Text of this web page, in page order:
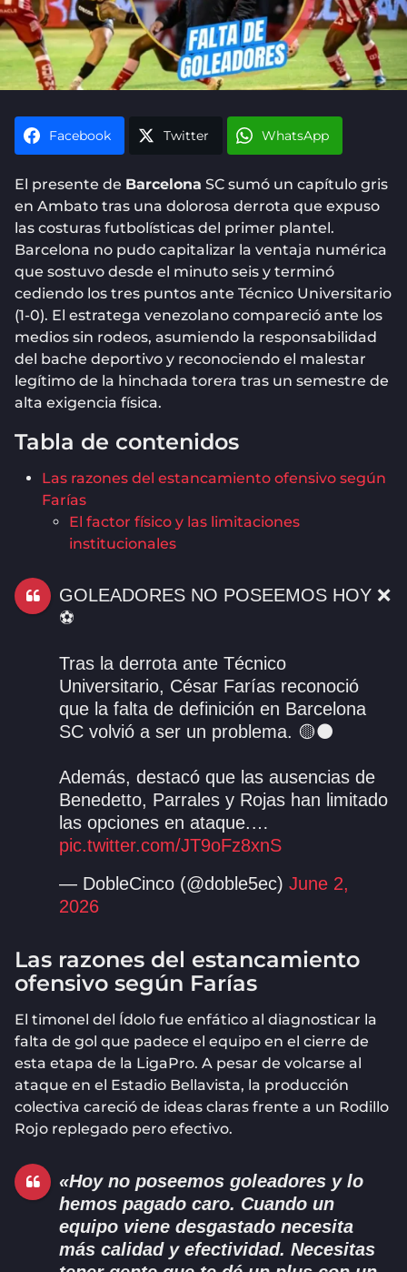
Facebook Twitter WhatsApp
El presente de Barcelona SC sumó un capítulo gris
en Ambato tras una dolorosa derrota que expuso
las costuras futbolísticas del primer plantel.
Barcelona no pudo capitalizar la ventaja numérica
que sostuvo desde el minuto seis y terminó
cediendo los tres puntos ante Técnico Universitario
(1-0). El estratega venezolano compareció ante los
medios sin rodeos, asumiendo la responsabilidad
del bache deportivo y reconociendo el malestar
legítimo de la hinchada torera tras un semestre de
alta exigencia física.
Tabla de contenidos
Las razones del estancamiento ofensivo según
Farías
El factor físico y las limitaciones
institucionales
GOLEADORES NO POSEEMOS HOY ❌
⚽️
Tras la derrota ante Técnico
Universitario, César Farías reconoció
que la falta de definición en Barcelona
SC volvió a ser un problema. 🟡⚫️
Además, destacó que las ausencias de
Benedetto, Parrales y Rojas han limitado
las opciones en ataque.…
pic.twitter.com/JT9oFz8xnS
— DobleCinco (@doble5ec) June 2,
2026
Las razones del estancamiento
ofensivo según Farías
El timonel del Ídolo fue enfático al diagnosticar la
falta de gol que padece el equipo en el cierre de
esta etapa de la LigaPro. A pesar de volcarse al
ataque en el Estadio Bellavista, la producción
colectiva careció de ideas claras frente a un Rodillo
Rojo replegado pero efectivo.
«Hoy no poseemos goleadores y lo
hemos pagado caro. Cuando un
equipo viene desgastado necesita
más calidad y efectividad. Necesitas